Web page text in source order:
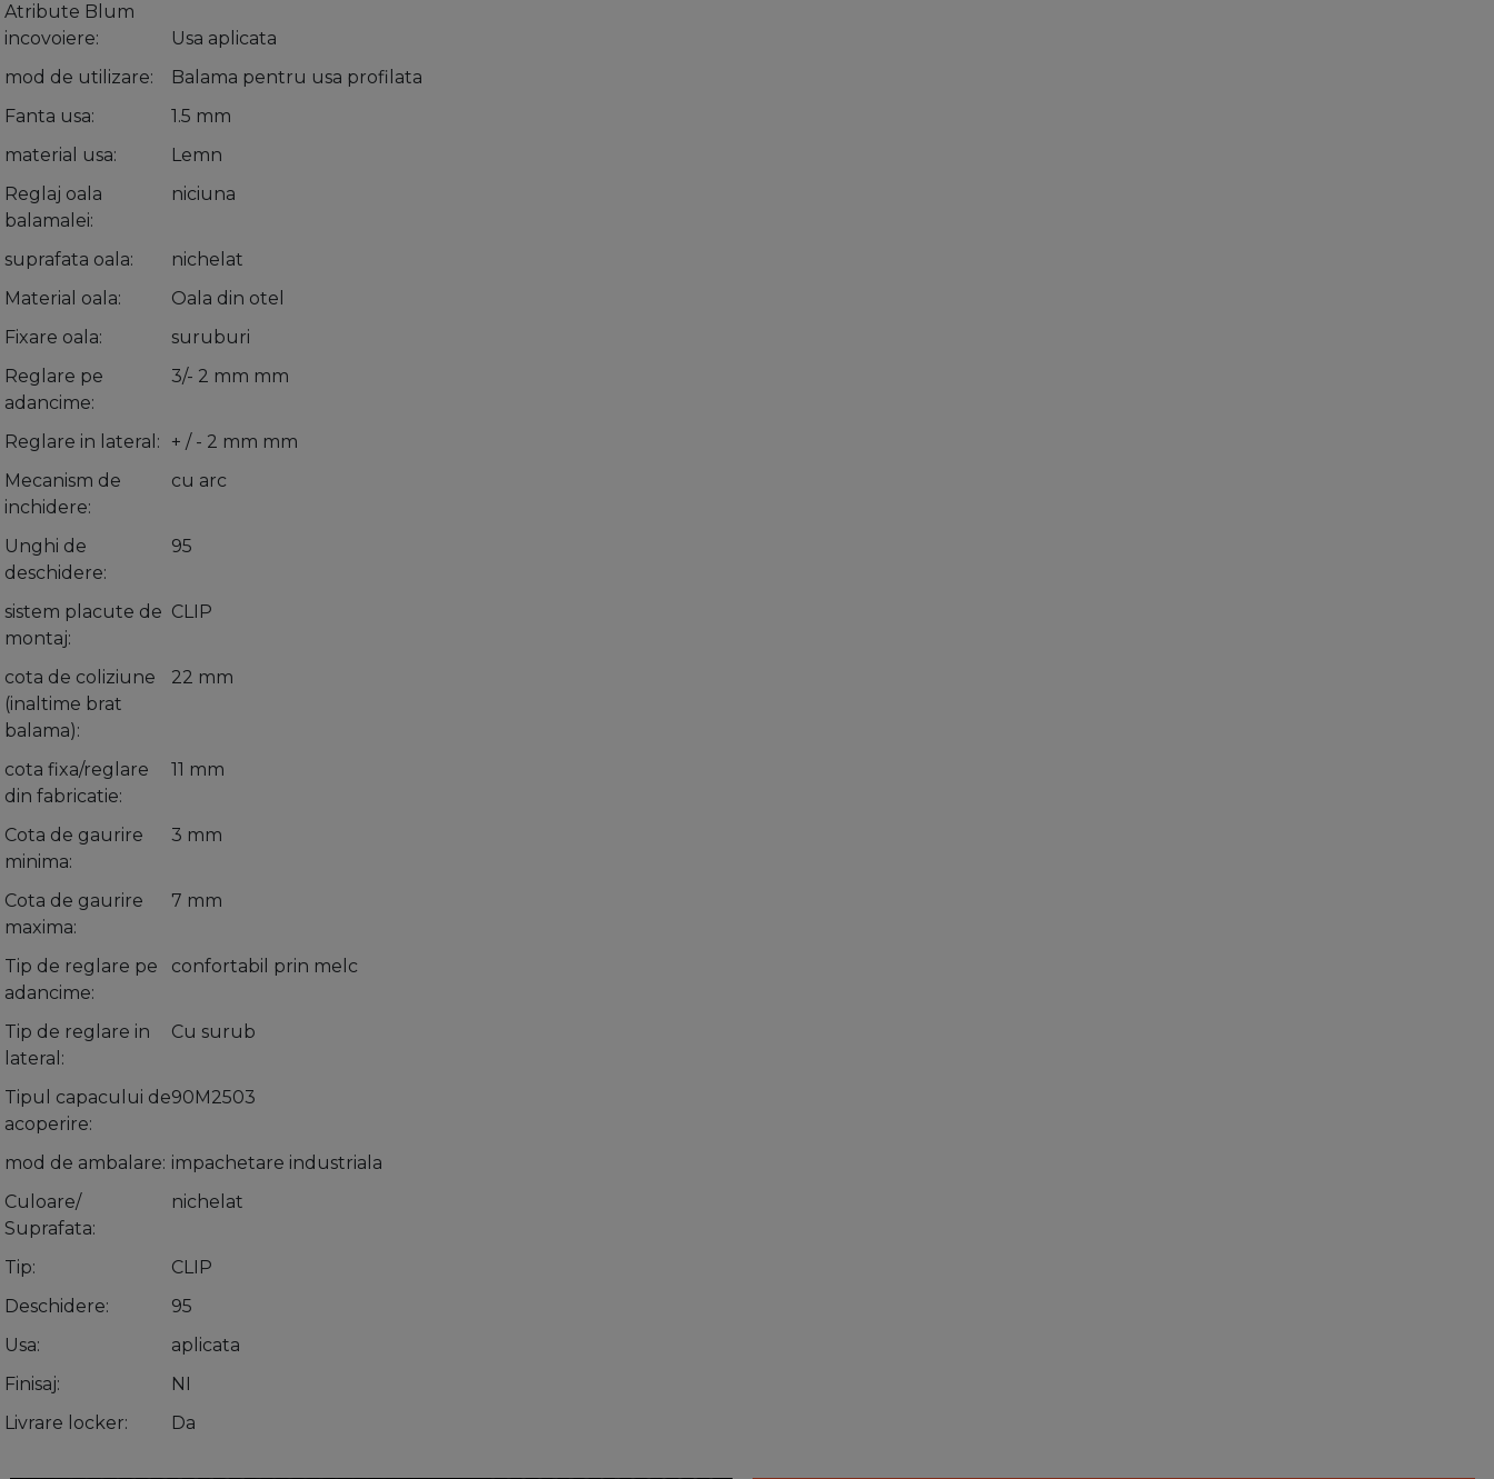
Atribute Blum
incovoiere
Usa aplicata
mod de utilizare
Balama pentru usa profilata
Fanta usa
1.5 mm
material usa
Lemn
Reglaj oala
balamalei
niciuna
suprafata oala
nichelat
Material oala
Oala din otel
Fixare oala
suruburi
Reglare pe
adancime
3/- 2 mm mm
Reglare in lateral
+ / - 2 mm mm
Mecanism de
inchidere
cu arc
Unghi de
deschidere
95
sistem placute de
montaj
CLIP
cota de coliziune
(inaltime brat
balama)
22 mm
cota fixa/reglare
din fabricatie
11 mm
Cota de gaurire
minima
3 mm
Cota de gaurire
maxima
7 mm
Tip de reglare pe
adancime
confortabil prin melc
Tip de reglare in
lateral
Cu surub
Tipul capacului de
acoperire
90M2503
mod de ambalare impachetare industriala
Culoare/
Suprafata
nichelat
Tip
CLIP
Deschidere
95
Usa
aplicata
Finisaj
NI
Livrare locker
Da